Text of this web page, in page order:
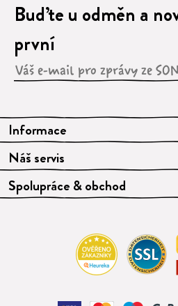
Informace
Náš servis
Spolupráce & obchod
Buďte u odměn a
první